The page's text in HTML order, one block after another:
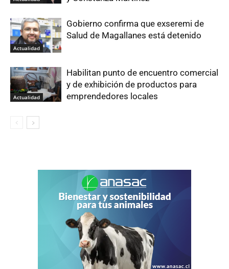
Actualidad
Gobierno confirma que exseremi de
Salud de Magallanes está detenido
Actualidad
Habilitan punto de encuentro comercial
y de exhibición de productos para
emprendedores locales